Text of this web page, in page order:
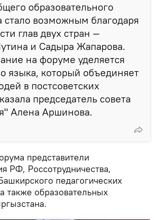
образовательного
стало возможным благодаря
глав двух стран —
и Садыра Жапарова.
на форуме уделяется
языка, который объединяет
в постсоветских
председатель совета
Алена Аршинова.
представители
РФ, Россотрудничества,
педагогических
также образовательных